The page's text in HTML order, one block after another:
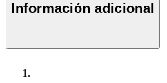
Información adicional